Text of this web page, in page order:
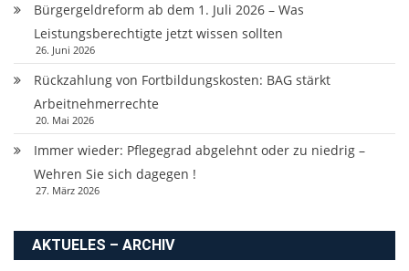
Bürgergeldreform ab dem 1. Juli 2026 – Was
Leistungsberechtigte jetzt wissen sollten
26. Juni 2026
Rückzahlung von Fortbildungskosten: BAG stärkt
Arbeitnehmerrechte
20. Mai 2026
Immer wieder: Pflegegrad abgelehnt oder zu niedrig –
Wehren Sie sich dagegen !
27. März 2026
AKTUELES – ARCHIV